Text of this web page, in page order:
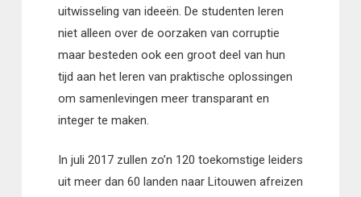
uitwisseling van ideeën. De studenten leren
niet alleen over de oorzaken van corruptie
maar besteden ook een groot deel van hun
tijd aan het leren van praktische oplossingen
om samenlevingen meer transparant en
integer te maken.
In juli 2017 zullen zo’n 120 toekomstige leiders
uit meer dan 60 landen naar Litouwen afreizen